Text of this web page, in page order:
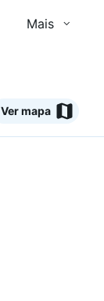
Mais
Ver mapa